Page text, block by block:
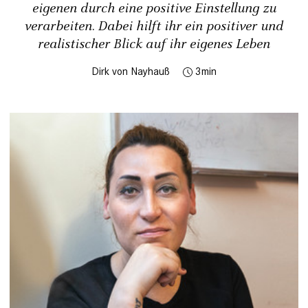
eigenen durch eine positive Einstellung zu
verarbeiten. Dabei hilft ihr ein positiver und
realistischer Blick auf ihr eigenes Leben
Dirk von Nayhauß 3